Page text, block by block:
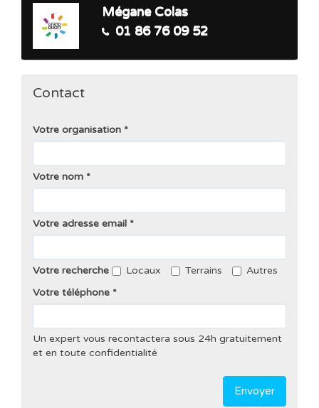
Mégane Colas
01 86 76 09 52
Contact
Votre organisation
Votre nom
Votre adresse email
Votre recherche Locaux Terrains
Autres
Votre téléphone
Un expert vous recontactera sous 24h gratuitement
et en toute confidentialité
Envoyer